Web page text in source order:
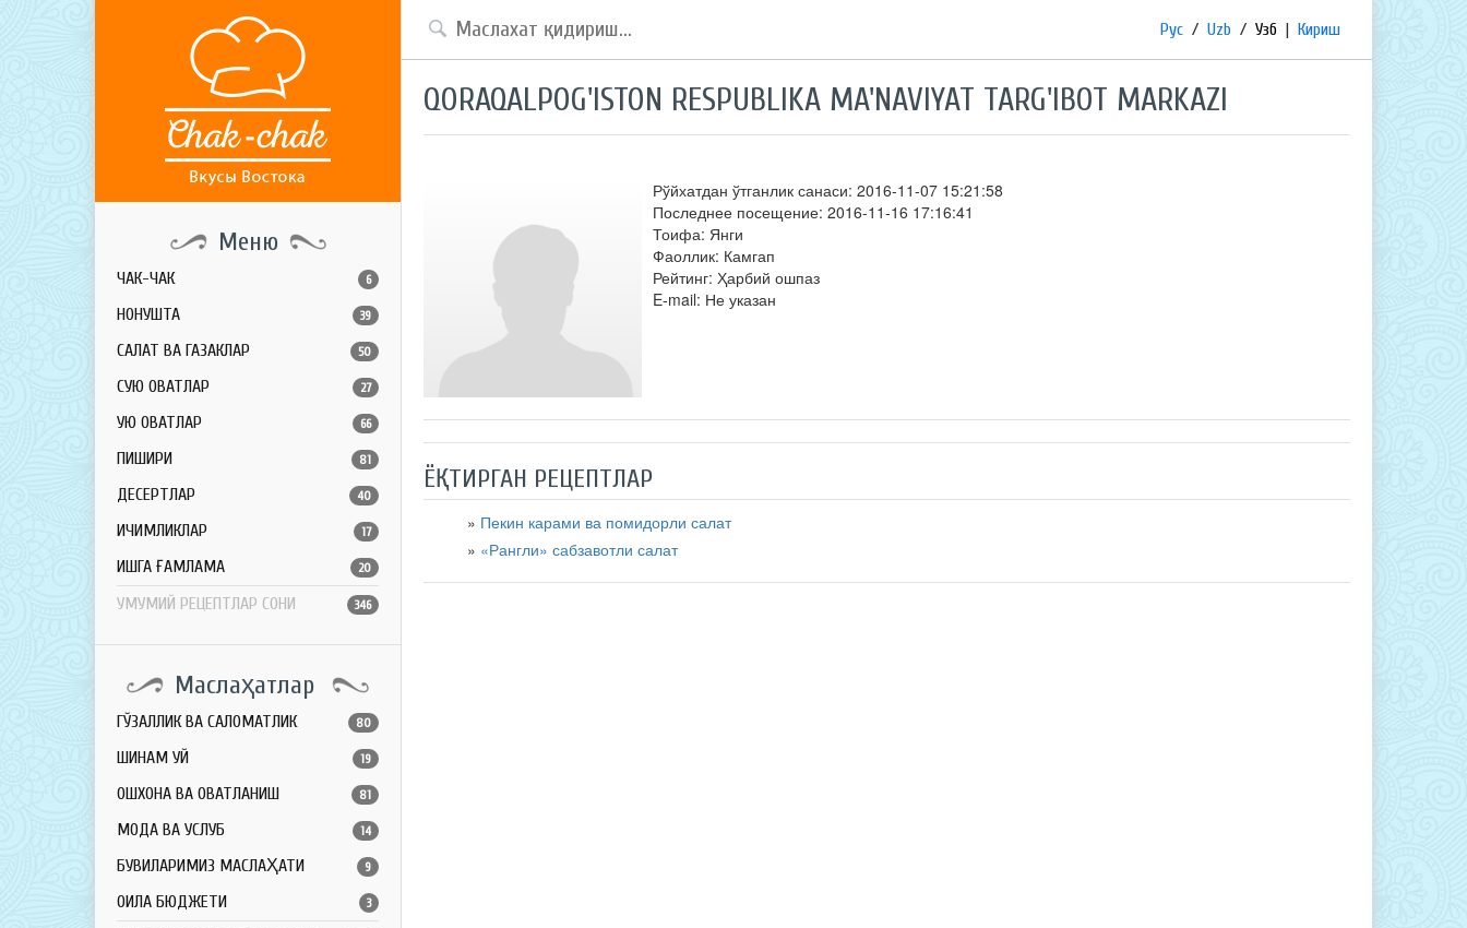
Меню
ЧАК-ЧАК 6
НОНУШТА 39
САЛАТ ВА ГАЗАКЛАР 50
СУЮҚ ОВҚАТЛАР 27
ҚУЮҚ ОВҚАТЛАР 66
ПИШИРИҚ 81
ДЕСЕРТЛАР 40
ИЧИМЛИКЛАР 17
ҚИШГА ҒАМЛАМА 20
УМУМИЙ РЕЦЕПТЛАР СОНИ 346
Маслаҳатлар
ГЎЗАЛЛИК ВА САЛОМАТЛИК 80
ШИНАМ УЙ 19
ОШХОНА ВА ОВҚАТЛАНИШ 81
МОДА ВА УСЛУБ 14
БУВИЛАРИМИЗ МАСЛАҲАТИ 9
ОИЛА БЮДЖЕТИ 3
Рус / Uzb / Узб | Кириш
QORAQALPOG'ISTON RESPUBLIKA MA'NAVIYAT TARG'IBOT MARKAZI
Рўйхатдан ўтганлик санаси: 2016-11-07 15:21:58
Последнее посещение: 2016-11-16 17:16:41
Тоифа: Янги
Фаоллик: Камгап
Рейтинг: Ҳарбий ошпаз
E-mail: Не указан
ЁҚТИРГАН РЕЦЕПТЛАР
Пекин карами ва помидорли салат
«Рангли» сабзавотли салат